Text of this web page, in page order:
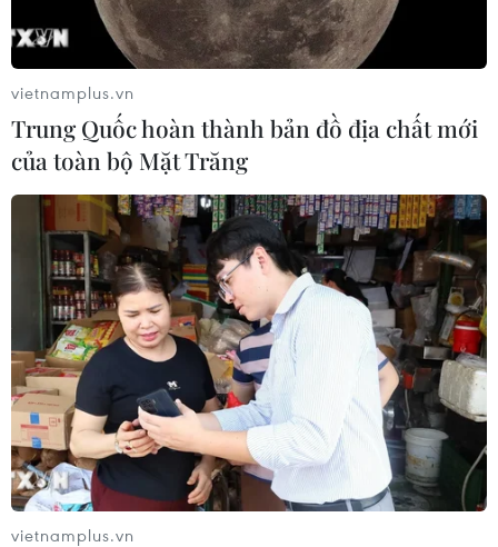
vietnamplus.vn
Trung Quốc hoàn thành bản đồ địa chất mới
của toàn bộ Mặt Trăng
vietnamplus.vn